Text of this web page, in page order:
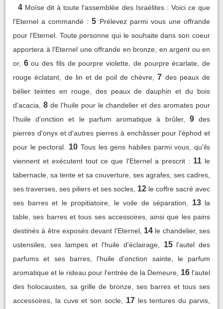
4 Moïse dit à toute l'assemblée des Israélites : Voici ce que
l'Eternel a commandé : 5 Prélevez parmi vous une offrande
pour l'Eternel. Toute personne qui le souhaite dans son coeur
apportera à l'Eternel une offrande en bronze, en argent ou en
or, 6 ou des fils de pourpre violette, de pourpre écarlate, de
rouge éclatant, de lin et de poil de chèvre,
7 des peaux de
bélier teintes en rouge, des peaux de dauphin et du bois
d'acacia,
8 de l'huile pour le chandelier et des aromates pour
l'huile d'onction et le parfum aromatique à brûler,
9 des
pierres d'onyx et d'autres pierres à enchâsser pour l'éphod et
pour le pectoral.
10 Tous les gens habiles parmi vous, qu'ils
viennent et exécutent tout ce que l'Eternel a prescrit : 11 le
tabernacle, sa tente et sa couverture, ses agrafes, ses cadres,
ses traverses, ses piliers et ses socles, 12 le coffre sacré avec
ses barres et le propitiatoire, le voile de séparation,
13 la
table, ses barres et tous ses accessoires, ainsi que les pains
destinés à être exposés devant l'Eternel, 14 le chandelier, ses
ustensiles, ses lampes et l'huile d'éclairage,
15 l'autel des
parfums et ses barres, l'huile d'onction sainte, le parfum
aromatique et le rideau pour l'entrée de la Demeure, 16 l'autel
des holocaustes, sa grille de bronze, ses barres et tous ses
accessoires, la cuve et son socle,
17 les tentures du parvis,